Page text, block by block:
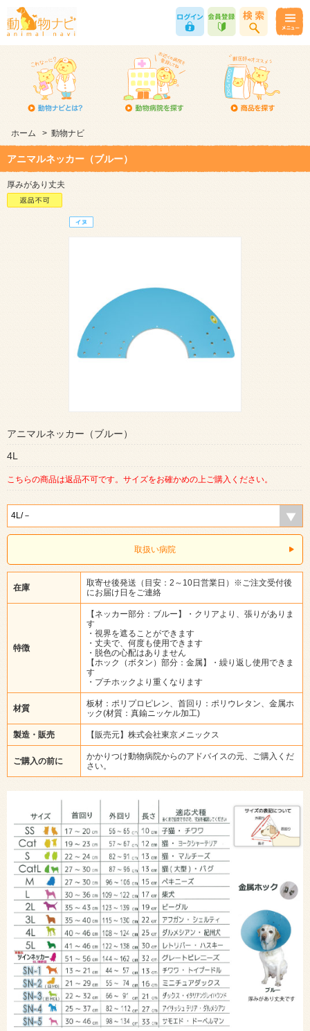
ホーム > 動物ナビ
アニマルネッカー（ブルー）
厚みがあり丈夫
アニマルネッカー（ブルー）
4L
こちらの商品は返品不可です。サイズをお確かめの上ご購入ください。
取扱い病院
在庫
取寄せ後発送（目安：2～10日営業日）※ご注文受付後
にお届け日をご連絡
特徴
【ネッカー部分：ブルー】・クリアより、張りがありま
す
・視界を遮ることができます
・丈夫で、何度も使用できます
・脱色の心配はありません
【ホック（ボタン）部分：金属】・繰り返し使用できま
す
・プチホックより重くなります
材質
板材：ポリプロピレン、首回り：ポリウレタン、金属ホ
ック(材質：真鍮ニッケル加工)
製造・販売 【販売元】株式会社東京メニックス
ご購入の前に
かかりつけ動物病院からのアドバイスの元、ご購入くだ
さい。